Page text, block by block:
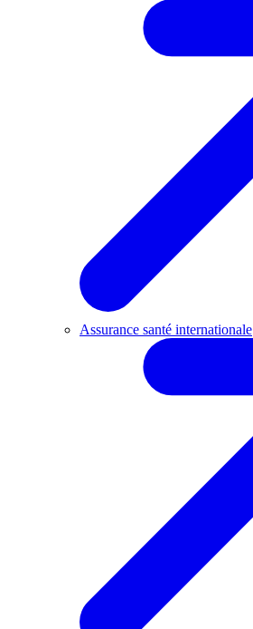
Assurance santé internationale